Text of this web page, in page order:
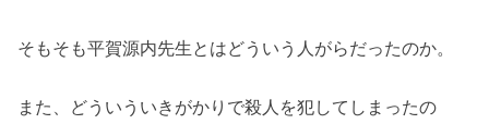
そもそも平賀源内先生とはどういう人がらだったのか。
また、どういういきがかりで殺人を犯してしまったの